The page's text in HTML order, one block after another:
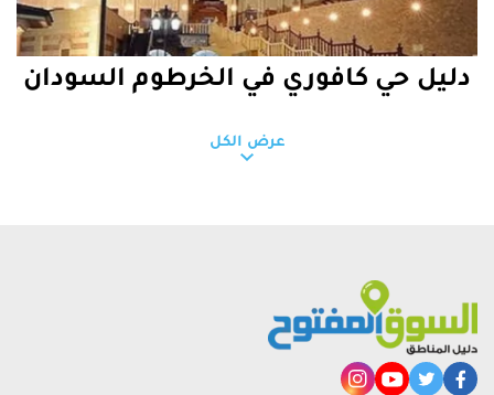
دليل حي كافوري في الخرطوم السودان
دليل مدينة بحري في الخرطوم السودان
عرض الكل